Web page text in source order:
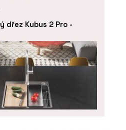
dřez Kubus 2 Pro -